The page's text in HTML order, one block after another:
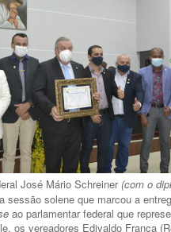
José Mário Schreiner(com o
sessão solene que marcou a
ao parlamentar federal que
os vereadores Edivaldo França